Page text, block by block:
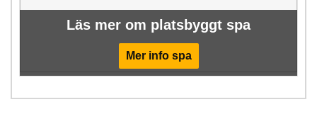
Läs mer om platsbyggt spa
Mer info spa